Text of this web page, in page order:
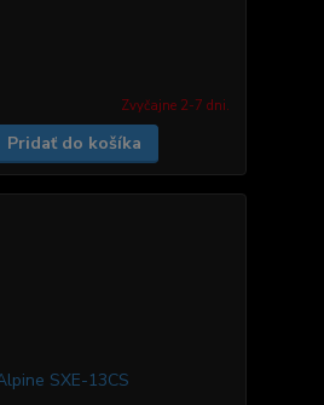
Zvyčajne 2-7 dni.
Pridať do košíka